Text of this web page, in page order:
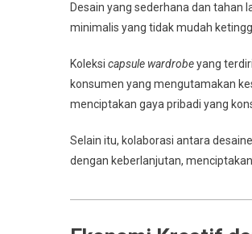
Desain yang sederhana dan tahan
minimalis yang tidak mudah
Koleksi capsule wardrobeyang
konsumen yang mengutamakan
menciptakan gaya pribadi yang
Selain itu, kolaborasi antara
dengan keberlanjutan,